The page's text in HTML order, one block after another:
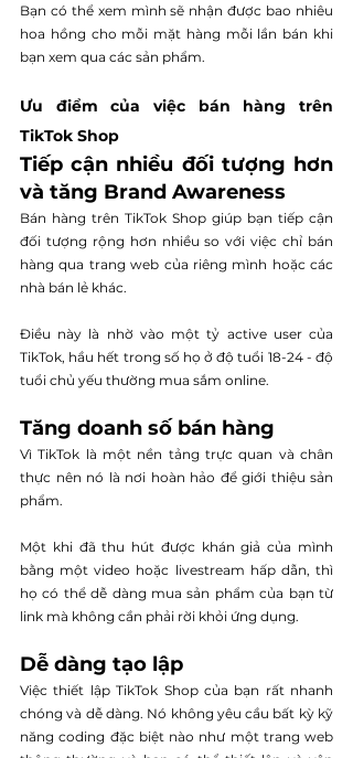
Bạn có thể xem mình sẽ nhận được bao nhiêu
hoa hồng cho mỗi mặt hàng mỗi lần bán khi
bạn xem qua các sản phẩm.
Ưu điểm của việc bán hàng trên
TikTok Shop
Tiếp cận nhiều đối tượng hơn
và tăng Brand Awareness
Bán hàng trên TikTok Shop giúp bạn tiếp cận
đối tượng rộng hơn nhiều so với việc chỉ bán
hàng qua trang web của riêng mình hoặc các
nhà bán lẻ khác.
Điều này là nhờ vào một tỷ active user của
TikTok, hầu hết trong số họ ở độ tuổi 18-24 - độ
tuổi chủ yếu thường mua sắm online.
Tăng doanh số bán hàng
Vì TikTok là một nền tảng trực quan và chân
thực nên nó là nơi hoàn hảo để giới thiệu sản
phẩm.
Một khi đã thu hút được khán giả của mình
bằng một video hoặc livestream hấp dẫn, thì
họ có thể dễ dàng mua sản phẩm của bạn từ
link mà không cần phải rời khỏi ứng dụng.
Dễ dàng tạo lập
Việc thiết lập TikTok Shop của bạn rất nhanh
chóng và dễ dàng. Nó không yêu cầu bất kỳ kỹ
năng coding đặc biệt nào như một trang web